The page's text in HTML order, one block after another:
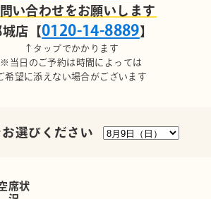
い合わせをお願いします
城店【0120-14-8889】
↑タップでかかります
※当日のご予約は時間によっては
希望に添えない場合がございます
お選びください
席状